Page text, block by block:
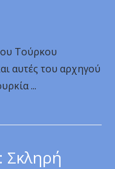
Τούρκου
αυτές του αρχηγού
...
Σκληρή